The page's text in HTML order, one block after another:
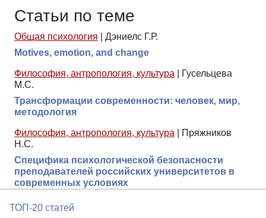
Статьи по теме
Общая психология
Дэниелс Г.Р.
Motives, emotion, and change
Философия, антропология, культура
Гусельцева
М.С.
Трансформации современности: человек, мир,
методология
Философия, антропология, культура
Пряжников
Н.С.
Специфика психологической безопасности
преподавателей российских университетов в
современных условиях
ТОП-20 статей